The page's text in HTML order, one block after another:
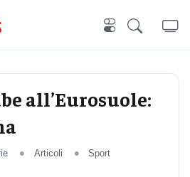
all’Eurosuole:
Articoli
Sport